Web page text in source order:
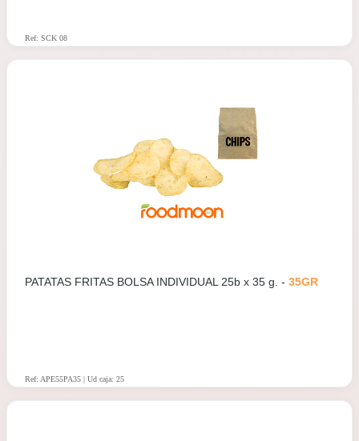
Ref: SCK 08
PATATAS FRITAS BOLSA INDIVIDUAL 25b x 35 g. - 35GR
Ref: APE55PA35 | Ud caja: 25